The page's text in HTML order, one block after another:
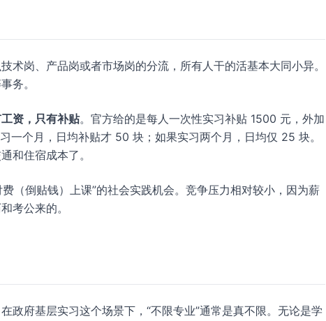
术岗、产品岗或者市场岗的分流，所有人干的活基本大同小异。
务。
资，只有补贴。官方给的是每人一次性实习补贴 1500 元，外加
一个月，日均补贴才 50 块；如果实习两个月，日均仅 25 块。
和住宿成本了。
（倒贴钱）上课”的社会实践机会。竞争压力相对较小，因为薪
考公来的。
政府基层实习这个场景下，“不限专业”通常是真不限。无论是学